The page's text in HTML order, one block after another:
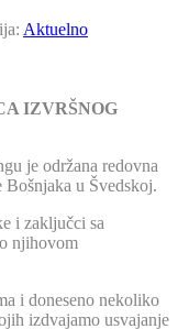
Aktuelno
IZVRŠNOG
je održana redovna
Bošnjaka u Švedskoj.
i zaključci sa
njihovom
i doneseno nekoliko
izdvajamo usvajanje